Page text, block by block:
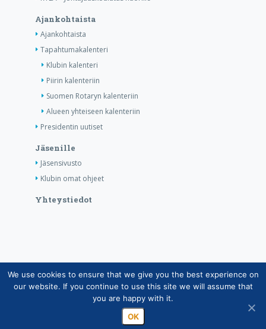
Ajankohtaista
Ajankohtaista
Tapahtumakalenteri
Klubin kalenteri
Piirin kalenteriin
Suomen Rotaryn kalenteriin
Alueen yhteiseen kalenteriin
Presidentin uutiset
Jäsenille
Jäsensivusto
Klubin omat ohjeet
Yhteystiedot
Copyright © Suomen Rotarypalvelu ry 2026 |
Jäsentietojärjestelmän tietosuojaseloste|Henkilötietojen
käsittely Rotarytoiminnassa
We use cookies to ensure that we give you the best experience on
our website. If you continue to use this site we will assume that
you are happy with it.
OK